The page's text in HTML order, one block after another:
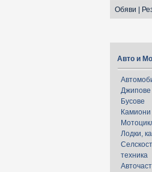
Обяви
Авто и
Джипове
Бусове
Камиони
Лодки,
техника